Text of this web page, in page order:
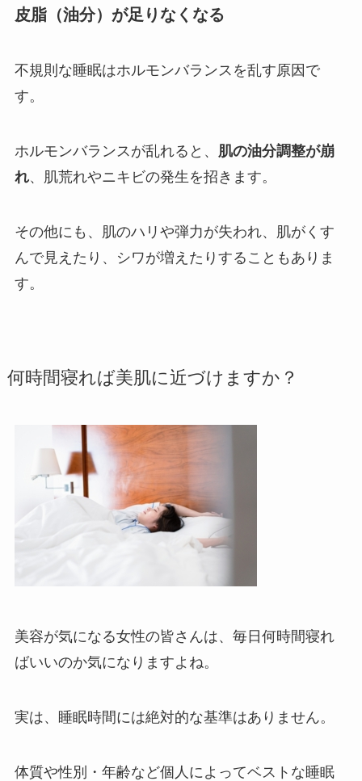
皮脂（油分）が足りなくなる
不規則な睡眠はホルモンバランスを乱す原因で
す。
ホルモンバランスが乱れると、 肌の油分調整が崩
れ、肌荒れやニキビの発生を招きます。
その他にも、肌のハリや弾力が失われ、肌がくす
んで見えたり、シワが増えたりすることもありま
す。
何時間寝れば美肌に近づけますか？
美容が気になる女性の皆さんは、毎日何時間寝れ
ばいいのか気になりますよね。
実は、睡眠時間には絶対的な基準はありません。
体質や性別・年齢など個人によってベストな睡眠